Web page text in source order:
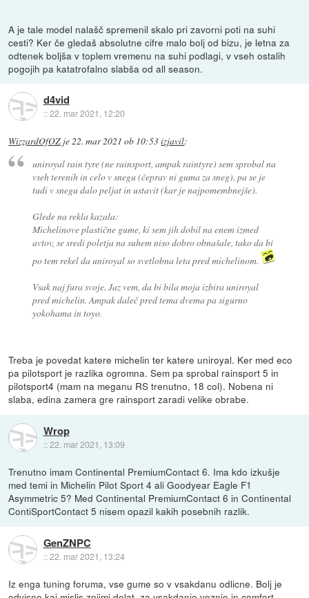
A je tale model nalašč spremenil skalo pri zavorni poti na suhi
cesti? Ker če gledaš absolutne cifre malo bolj od bizu, je letna za
odtenek boljša v toplem vremenu na suhi podlagi, v vseh ostalih
pogojih pa katatrofalno slabša od all season.
d4vid
::22. mar 2021, 12:20
WizzardOfOZ je22. mar 2021 ob 10:53izjavil:
uniroyal rain tyre (ne rainsport, ampak raintyre) sem sprobal na
vseh terenih in celo v snegu (čeprav ni guma za sneg), pa se je
tudi v snegu dalo peljat in ustavit (kar je najpomembnejše).
Glede na rekla kazala:
Michelinove plastične gume, ki sem jih dobil na enem izmed
avtov, se sredi poletja na suhem niso dobro obnašale, tako da bi
po tem rekel da uniroyal so svetlobna leta pred michelinom.
Vsak naj fura svoje. Jaz vem, da bi bila moja izbira uniroyal
pred michelin. Ampak daleč pred tema dvema pa sigurno
yokohama in toyo.
Treba je povedat katere michelin ter katere uniroyal. Ker med eco
pa pilotsport je razlika ogromna. Sem pa sprobal rainsport 5 in
pilotsport4 (mam na meganu RS trenutno, 18 col). Nobena ni
slaba, edina zamera gre rainsport zaradi velike obrabe.
Wrop
::22. mar 2021, 13:09
Trenutno imam Continental PremiumContact 6. Ima kdo izkušje
med temi in Michelin Pilot Sport 4 ali Goodyear Eagle F1
Asymmetric 5? Med Continental PremiumContact 6 in Continental
ContiSportContact 5 nisem opazil kakih posebnih razlik.
GenZNPC
::22. mar 2021, 13:24
Iz enga tuning foruma, vse gume so v vsakdanu odlicne. Bolj je